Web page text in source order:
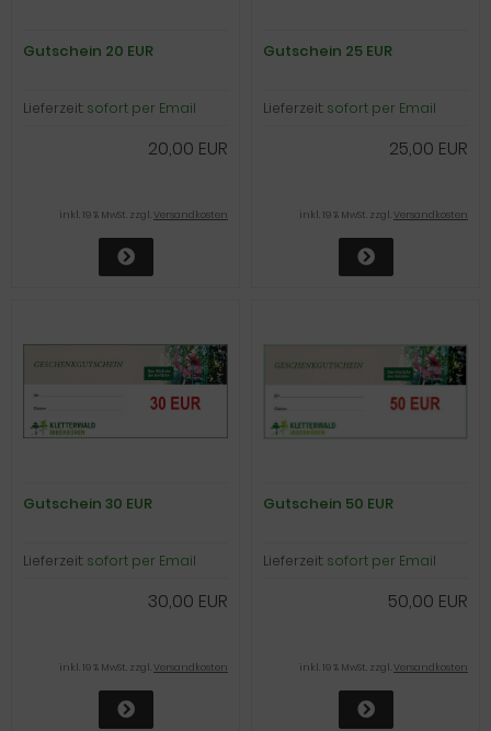
Gutschein 20 EUR
Lieferzeit: sofort per Email
20,00 EUR
inkl. 19 % MwSt. zzgl.Versandkosten
Gutschein 25 EUR
Lieferzeit: sofort per Email
25,00 EUR
inkl. 19 % MwSt. zzgl.Versandkosten
Gutschein 30 EUR
Lieferzeit: sofort per Email
30,00 EUR
inkl. 19 % MwSt. zzgl.Versandkosten
Gutschein 50 EUR
Lieferzeit: sofort per Email
50,00 EUR
inkl. 19 % MwSt. zzgl.Versandkosten